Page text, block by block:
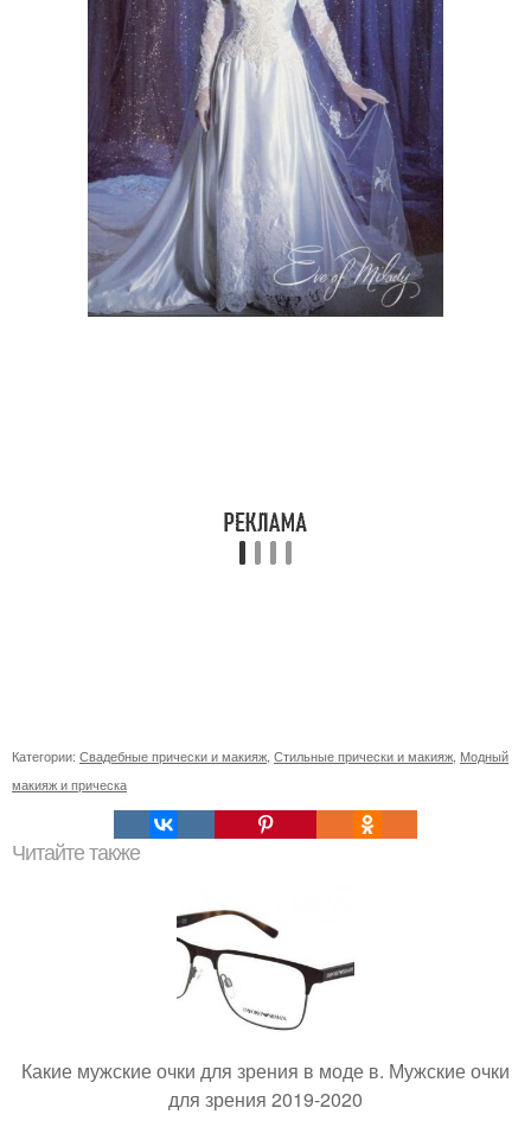
Категории: Свадебные прически и макияж Стильные прически и макияж Модный
макияж и прическа
Читайте также
Какие мужские очки для зрения в моде в. Мужские очки
для зрения 2019-2020